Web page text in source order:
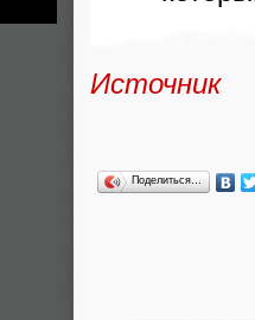
Источник
Поделиться…